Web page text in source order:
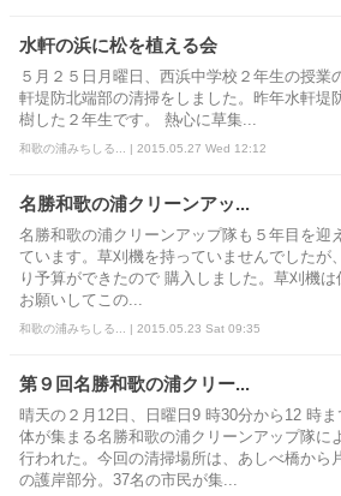
水軒の浜に松を植える会
５月２５日月曜日、西浜中学校２年生の授業
軒堤防北端部の清掃をしました。昨年水軒堤
樹した２年生です。 熱心に草集...
和歌の浦みちしる... | 2015.05.27 Wed 12:12
名勝和歌の浦クリーンアッ...
名勝和歌の浦クリーンアップ隊も５年目を迎
ています。草刈機を持っていませんでしたが
り予算ができたので 購入しました。草刈機は
お願いしてこの...
和歌の浦みちしる... | 2015.05.23 Sat 09:35
第９回名勝和歌の浦クリー...
晴天の２月12日、日曜日9 時30分から12 時ま
体が集まる名勝和歌の浦クリーンアップ隊に
行われた。今回の清掃場所は、あしべ橋から
の護岸部分。37名の市民が集...